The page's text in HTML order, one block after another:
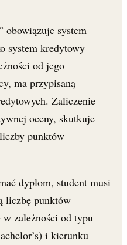
obowiązuje system
system kredytowy
od jego
ma przypisaną
Zaliczenie
oceny, skutkuje
punktów
dyplom, student musi
liczbę punktów
zależności od typu
i kierunku